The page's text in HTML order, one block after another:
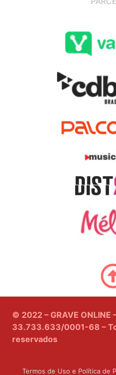
© 2022 – GRAVE ONLINE
33.733.633/0001-68 –
reservados
Termos de Uso e Política de